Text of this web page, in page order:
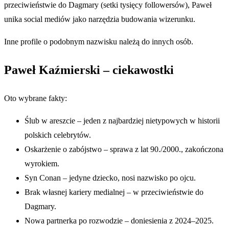
przeciwieństwie do Dagmary (setki tysięcy followersów), Paweł
unika social mediów jako narzędzia budowania wizerunku.
Inne profile o podobnym nazwisku należą do innych osób.
Paweł Kaźmierski – ciekawostki
Oto wybrane fakty:
Ślub w areszcie – jeden z najbardziej nietypowych w historii
polskich celebrytów.
Oskarżenie o zabójstwo – sprawa z lat 90./2000., zakończona
wyrokiem.
Syn Conan – jedyne dziecko, nosi nazwisko po ojcu.
Brak własnej kariery medialnej – w przeciwieństwie do
Dagmary.
Nowa partnerka po rozwodzie – doniesienia z 2024–2025.